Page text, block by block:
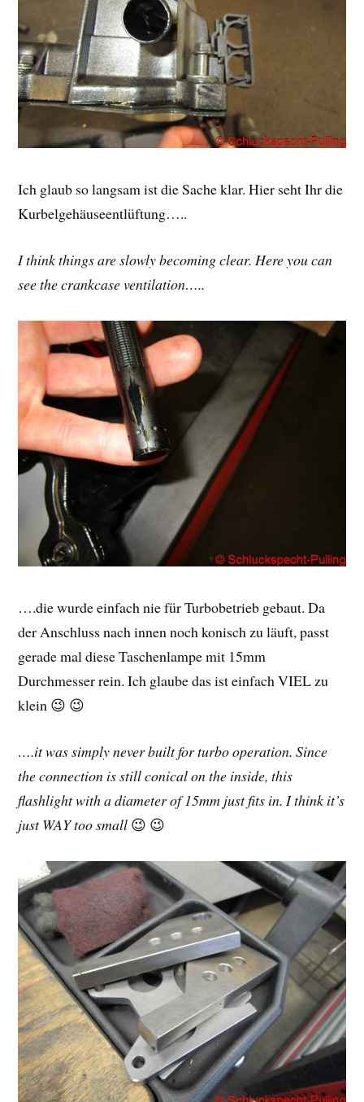
Ich glaub so langsam ist die Sache klar. Hier seht Ihr die
Kurbelgehäuseentlüftung…..
I think things are slowly becoming clear. Here you can
see the crankcase ventilation…..
….die wurde einfach nie für Turbobetrieb gebaut. Da
der Anschluss nach innen noch konisch zu läuft, passt
gerade mal diese Taschenlampe mit 15mm
Durchmesser rein. Ich glaube das ist einfach VIEL zu
klein 😉 😉
….it was simply never built for turbo operation. Since
the connection is still conical on the inside, this
flashlight with a diameter of 15mm just fits in. I think it’s
just WAY too small 😉 😉